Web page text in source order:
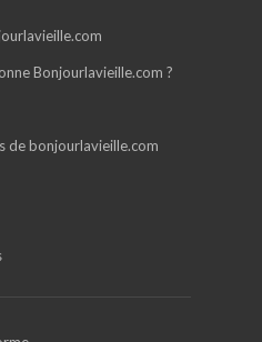
Bonjourlavieille.com ?
de bonjourlavieille.com